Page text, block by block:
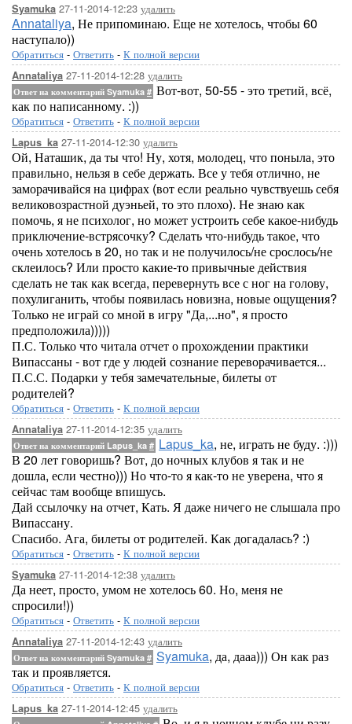
Syamuka 27-11-2014-12:23 удалить
Annataliya, Не припоминаю. Еще не хотелось, чтобы 60
наступало))
Обратиться - Ответить - К полной версии
Annataliya 27-11-2014-12:28 удалить
Ответ на комментарий Syamuka # Вот-вот, 50-55 - это третий, всё,
как по написанному. :))
Обратиться - Ответить - К полной версии
Lapus_ka 27-11-2014-12:30 удалить
Ой, Наташик, да ты что! Ну, хотя, молодец, что поныла, это
правильно, нельзя в себе держать. Все у тебя отлично, не
заморачивайся на цифрах (вот если реально чувствуешь себя
великовозрастной дуэньей, то это плохо). Не знаю как
помочь, я не психолог, но может устроить себе какое-нибудь
приключение-встрясочку? Сделать что-нибудь такое, что
очень хотелось в 20, но так и не получилось/не срослось/не
склеилось? Или просто какие-то привычные действия
сделать не так как всегда, перевернуть все с ног на голову,
похулиганить, чтобы появилась новизна, новые ощущения?
Только не играй со мной в игру "Да,...но", я просто
предположила)))))
П.С. Только что читала отчет о прохождении практики
Випассаны - вот где у людей сознание переворачивается...
П.С.С. Подарки у тебя замечательные, билеты от
родителей?
Обратиться - Ответить - К полной версии
Annataliya 27-11-2014-12:35 удалить
Ответ на комментарий Lapus_ka # Lapus_ka, не, играть не буду. :)))
В 20 лет говоришь? Вот, до ночных клубов я так и не
дошла, если честно))) Но что-то я как-то не уверена, что я
сейчас там вообще впишусь.
Дай ссылочку на отчет, Кать. Я даже ничего не слышала про
Випассану.
Спасибо. Ага, билеты от родителей. Как догадалась? :)
Обратиться - Ответить - К полной версии
Syamuka 27-11-2014-12:38 удалить
Да неет, просто, умом не хотелось 60. Но, меня не
спросили!))
Обратиться - Ответить - К полной версии
Annataliya 27-11-2014-12:43 удалить
Ответ на комментарий Syamuka # Syamuka, да, дааа))) Он как раз
так и проявляется.
Обратиться - Ответить - К полной версии
Lapus_ka 27-11-2014-12:45 удалить